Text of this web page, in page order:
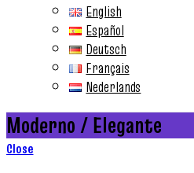
English
Español
Deutsch
Français
Nederlands
Moderno / Elegante
Close